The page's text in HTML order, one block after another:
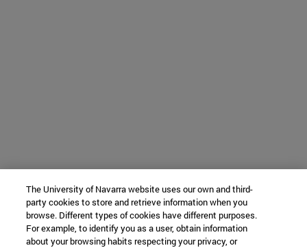
The University of Navarra website uses our own and third-
party cookies to store and retrieve information when you
browse. Different types of cookies have different purposes.
For example, to identify you as a user, obtain information
about your browsing habits respecting your privacy, or